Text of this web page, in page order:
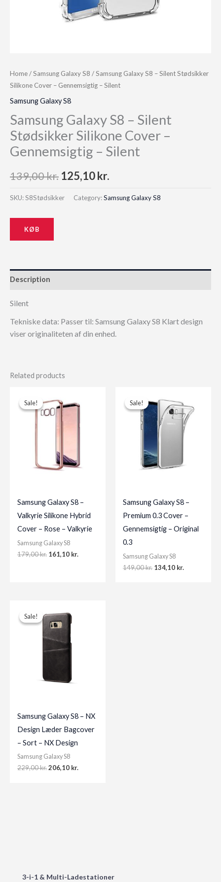
3-i-1 & Multi-Ladestationer
Home/Samsung Galaxy S8 / Samsung Galaxy S8 – Silent Stødsikker
Silikone Cover – Gennemsigtig – Silent
Samsung Galaxy S8
Samsung Galaxy S8 – Silent
Stødsikker Silikone Cover –
Gennemsigtig – Silent
139,00kr. Original
price
125,10kr.
price
SKU:S8Stødsikker Category:Samsung Galaxy S8
KØB
Description
Silent
Tekniske data: Passer til: Samsung Galaxy S8 Klart design
viser originaliteten af din enhed.
Related products
Sale!
Sale!
Samsung Galaxy S8 –
Valkyrie Silikone Hybrid
Cover – Rose – Valkyrie
Samsung Galaxy S8
179,00kr. Original
161,10 kr.
Sale!
Sale!
Samsung Galaxy S8 –
Premium 0.3 Cover –
Gennemsigtig – Original
0.3
Samsung Galaxy S8
149,00kr. Original
134,10 kr.
Sale!
Sale!
Samsung Galaxy S8 – NX
Design Læder Bagcover
– Sort – NX Design
Samsung Galaxy S8
229,00kr.Original
206,10 kr.